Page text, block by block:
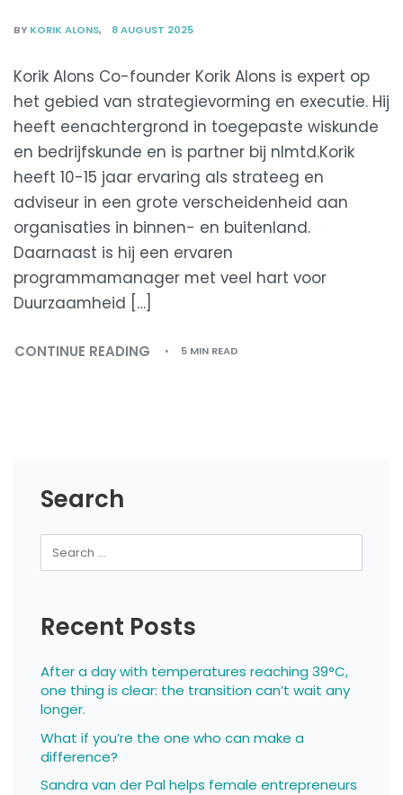
BY KORIK ALONS 8 AUGUST 2025
Korik Alons Co-founder Korik Alons is expert op
het gebied van strategievorming en executie. Hij
heeft eenachtergrond in toegepaste wiskunde
en bedrijfskunde en is partner bij nlmtd.Korik
heeft 10-15 jaar ervaring als strateeg en
adviseur in een grote verscheidenheid aan
organisaties in binnen- en buitenland.
Daarnaast is hij een ervaren
programmamanager met veel hart voor
Duurzaamheid […]
CONTINUE READING 5 MIN READ
Search
Recent Posts
After a day with temperatures reaching 39°C,
one thing is clear: the transition can’t wait any
longer.
What if you’re the one who can make a
difference?
Sandra van der Pal helps female entrepreneurs